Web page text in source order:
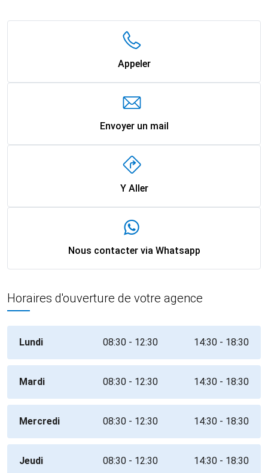
Appeler
Envoyer un mail
Y Aller
Nous contacter via Whatsapp
Horaires d'ouverture de votre agence
Lundi 08:30 - 12:30 14:30 - 18:30
Mardi 08:30 - 12:30 14:30 - 18:30
Mercredi 08:30 - 12:30 14:30 - 18:30
Jeudi 08:30 - 12:30 14:30 - 18:30